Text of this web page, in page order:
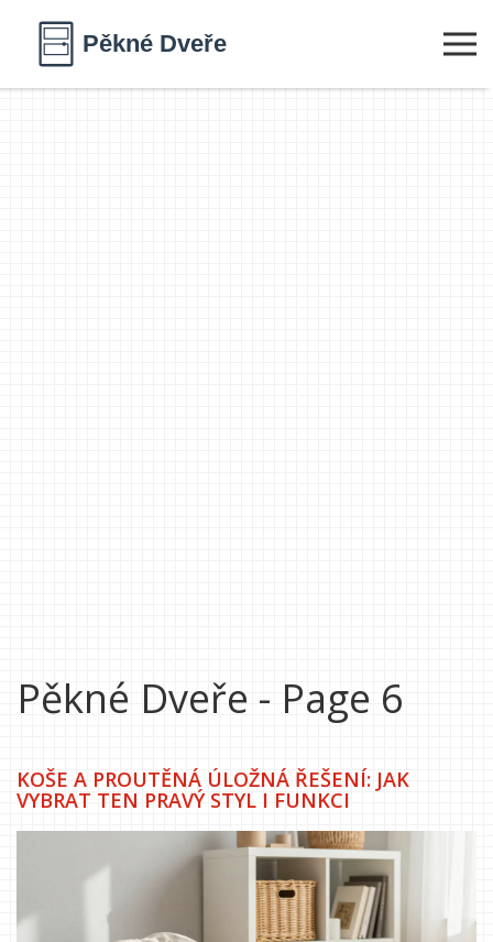
Pěkné Dveře - Page 6
KOŠE A PROUTĚNÁ ÚLOŽNÁ ŘEŠENÍ: JAK
VYBRAT TEN PRAVÝ STYL I FUNKCI